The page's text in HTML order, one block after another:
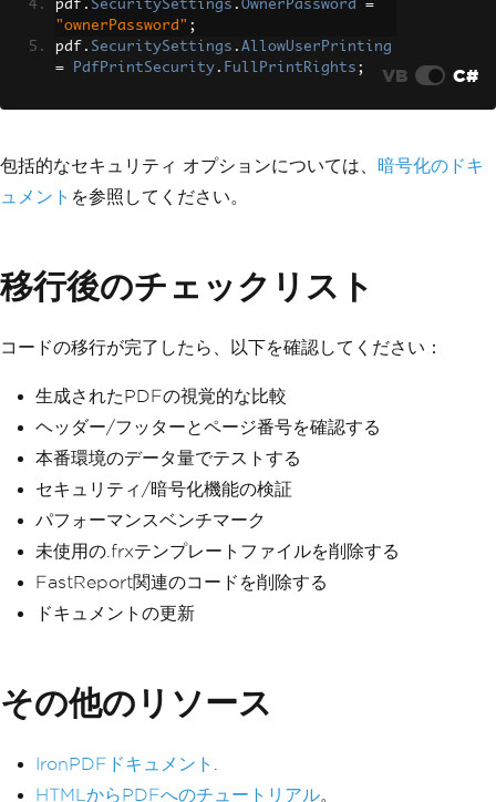
pdf . SecuritySettings . OwnerPassword
=
"ownerPassword" ;
pdf . SecuritySettings . AllowUserPrinting
=
PdfPrintSecurity . FullPrintRights ; VB C#
包括的なセキュリティ オプションについては、 暗号化のドキ
ュメント を参照してください。
移行後のチェックリスト
コードの移行が完了したら、以下を確認してください：
生成されたPDFの視覚的な比較
ヘッダー/フッターとページ番号を確認する
本番環境のデータ量でテストする
セキュリティ/暗号化機能の検証
パフォーマンスベンチマーク
未使用の.frxテンプレートファイルを削除する
FastReport関連のコードを削除する
ドキュメントの更新
その他のリソース
IronPDFドキュメント
HTMLからPDFへのチュートリアル。